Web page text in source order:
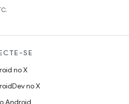
SE
no X
no X
Android